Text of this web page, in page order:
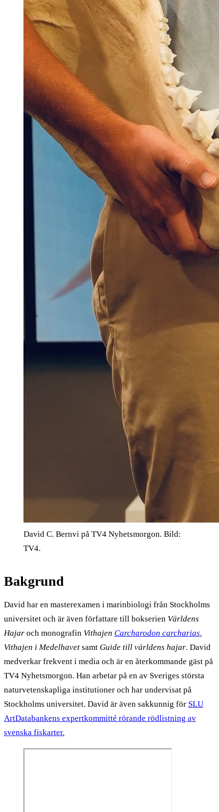
David C. Bernvi på TV4 Nyhetsmorgon. Bild:
TV4.
Bakgrund
David har en masterexamen i marinbiologi från Stockholms
universitet och är även författare till bokserien Världens
Hajar och monografin Vithajen Carcharodon carcharias,
Vithajen i Medelhavet samt Guide till världens hajar. David
medverkar frekvent i media och är en återkommande gäst på
TV4 Nyhetsmorgon. Han arbetar på en av Sveriges största
naturvetenskapliga institutioner och har undervisat på
Stockholms universitet. David är även sakkunnig för SLU
ArtDatabankens expertkommitté rörande rödlistning av
svenska fiskarter.